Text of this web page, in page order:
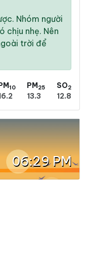
Nhóm người
chịu nhẹ. Nên
trời để
10 PM25
13.3
SO2
12.8
06:29 PM